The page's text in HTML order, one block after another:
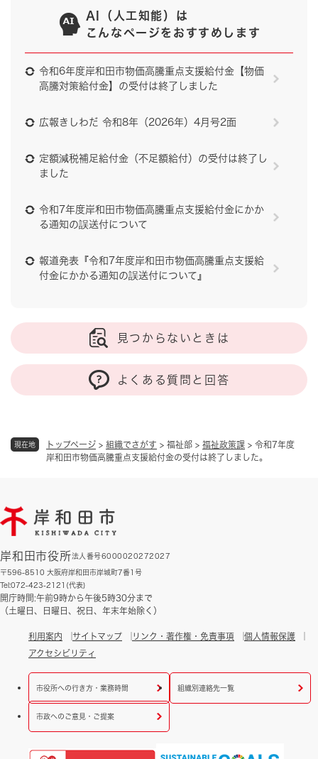
現在地 トップページ > 組織でさがす > 福祉部 > 福祉政策課 > 令和7年度
岸和田市物価高騰重点支援給付金の受付は終了しました。
AI（人工知能）は
こんなページをおすすめします
令和6年度岸和田市物価高騰重点支援給付金【物価
高騰対策給付金】の受付は終了しました
広報きしわだ 令和8年（2026年）4月号2面
定額減税補足給付金（不足額給付）の受付は終了し
ました
令和7年度岸和田市物価高騰重点支援給付金にかか
る通知の誤送付について
報道発表『令和7年度岸和田市物価高騰重点支援給
付金にかかる通知の誤送付について』
見つからないときは
よくある質問と回答
岸和田市役所法人番号6000020272027
〒596-8510 大阪府岸和田市岸城町7番1号
Tel:072-423-2121(代表)
開庁時間:午前9時から午後5時30分まで
（土曜日、日曜日、祝日、年末年始除く）
利用案内 サイトマップ リンク・著作権・免責事項
個人情報保護
アクセシビリティ
市役所への行き方・業務時間 組織別連絡先一覧
市政へのご意見・ご提案